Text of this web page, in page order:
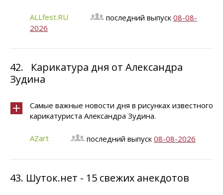
ALLfest.RU последний выпуск 08-08-
2026
42.
Карикатура дня от Александра
Зудина
Самые важные новости дня в рисунках известного
карикатуриста Александра Зудина.
AZart последний выпуск 08-08-2026
43. Шуток.нет - 15 свежих анекдотов